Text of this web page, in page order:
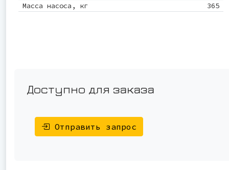
Масса насоса, кг
365
Доступно для заказа
Отправить запрос